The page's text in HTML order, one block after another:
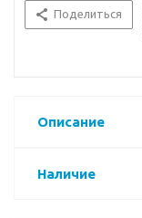
Поделиться
Описание
Наличие